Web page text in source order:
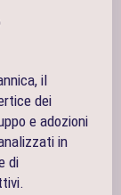
il
dei
e adozioni
in
di